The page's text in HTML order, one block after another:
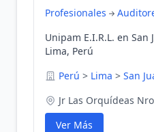
Profesionales
Unipam E.I.R.L. en
Lima, Perú
Perú > Lima > San
Jr Las Orquídeas
Ver Más